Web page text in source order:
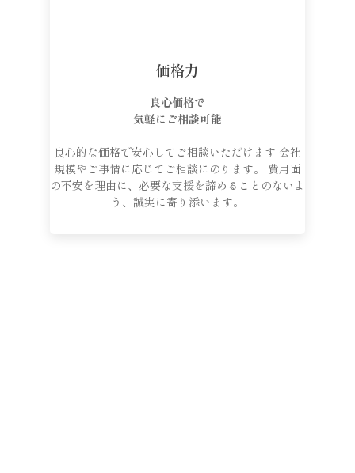
価格力
良心価格で
気軽にご相談可能
良心的な価格で安心してご相談いただけます 会社
規模やご事情に応じてご相談にのります。 費用面
の不安を理由に、必要な支援を諦めることのないよ
う、誠実に寄り添います。